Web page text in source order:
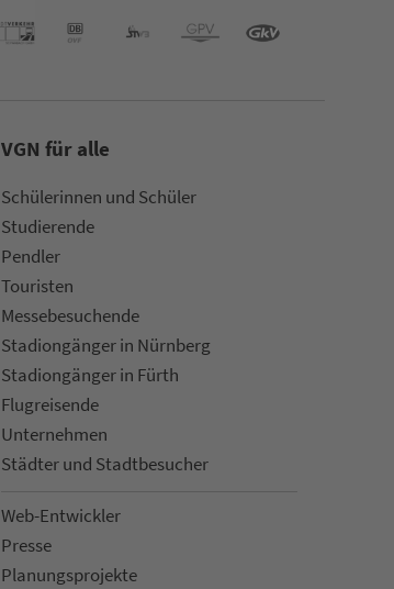
VGN für alle
Schülerinnen und Schüler
Stu­die­rende
Pendler
Touristen
Mes­se­be­suchende
Sta­di­on­gän­ger in Nürn­berg
Sta­di­on­gän­ger in Fürth
Flug­rei­sen­de
Un­ter­neh­men
Städter und Stadt­be­su­cher
Web-Entwickler
Presse
Pla­nungs­pro­jekte